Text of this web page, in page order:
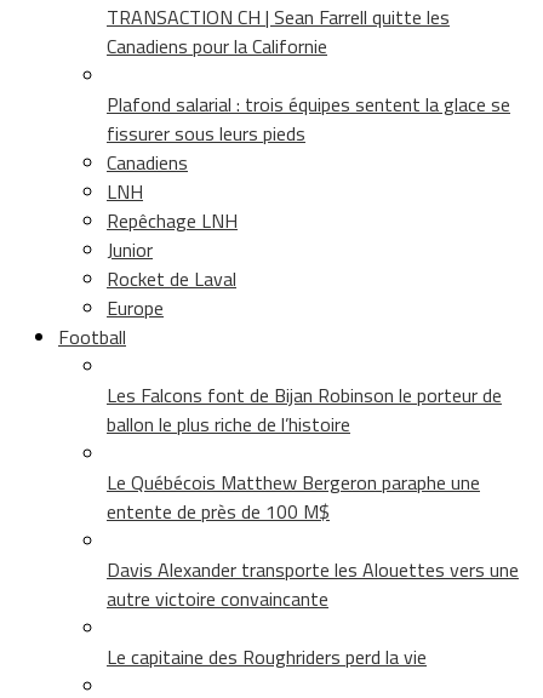
TRANSACTION CH | Sean Farrell quitte les
Canadiens pour la Californie
Plafond salarial : trois équipes sentent la glace se
fissurer sous leurs pieds
Canadiens
LNH
Repêchage LNH
Junior
Rocket de Laval
Europe
Football
Les Falcons font de Bijan Robinson le porteur de
ballon le plus riche de l’histoire
Le Québécois Matthew Bergeron paraphe une
entente de près de 100 M$
Davis Alexander transporte les Alouettes vers une
autre victoire convaincante
Le capitaine des Roughriders perd la vie